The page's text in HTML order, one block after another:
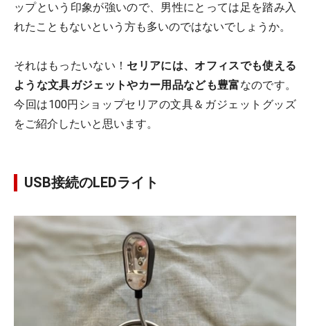
ップという印象が強いので、男性にとっては足を踏み入
れたこともないという方も多いのではないでしょうか。
それはもったいない！ セリアには、オフィスでも使える
ような文具ガジェットやカー用品なども豊富なのです。
今回は100円ショップセリアの文具＆ガジェットグッズ
をご紹介したいと思います。
USB接続のLEDライト